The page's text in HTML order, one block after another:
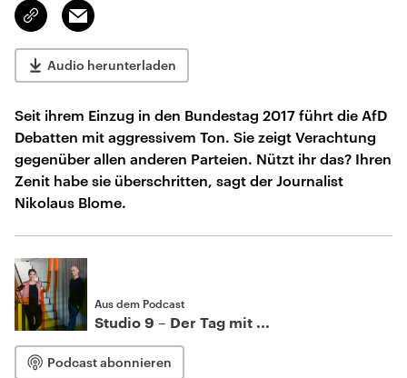
Link
kopieren/teilen
Email
Audio herunterladen
Seit ihrem Einzug in den Bundestag 2017 führt die AfD
Debatten mit aggressivem Ton. Sie zeigt Verachtung
gegenüber allen anderen Parteien. Nützt ihr das? Ihren
Zenit habe sie überschritten, sagt der Journalist
Nikolaus Blome.
Aus dem Podcast
Studio 9 – Der Tag mit ...
Podcast abonnieren